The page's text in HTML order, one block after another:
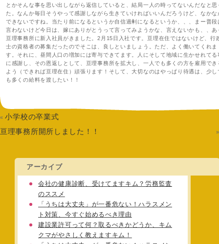
とかそんな事を思い出しながら返信していると、結局一人の時ってないんだなと思
た。なんか毎日そうやって感謝しながら生きていければいいんだろうけど、なかな
できないですね。当たり前になるというか自信過剰になるというか、、、まー普段
言わないけど今日は、嫁にありがとうって言ってみようかな、言えないかも、、あ
亘理事務所に新入社員がきました。2月15日入社です。亘理在住ではないけど、行
士の資格者の募集だったのでそこは、良しといましょう。ただ、よく働いてくれま
す。それに、昼間人口の増加には寄与できてます。人にそして地域に生かせれてる
に感謝し、その恩返しとして、亘理事務所を拡大し、一人でも多くの方を雇用でき
よう（できれば亘理在住）頑張ります！そして、大切なのはやっぱり待遇は、少し
も多くの給料を渡したい！！
«小学校の卒業式
亘理事務所開所しました！！
»
アーカイブ
会社の健康診断、受けてますキム？労務監査
のススメ
「うちは大丈夫」が一番危ない！ハラスメン
ト対策、今すぐ始めるべき理由
建設業許可って何？取るべきかどうか、キム
クマがやさしく教えますキム！